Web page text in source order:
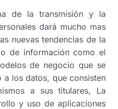
de la transmisión y la
dará mucho mas
nuevas tendencias de la
de información como el
de negocio que se
a los datos, que consisten
a sus titulares, La
y uso de aplicaciones